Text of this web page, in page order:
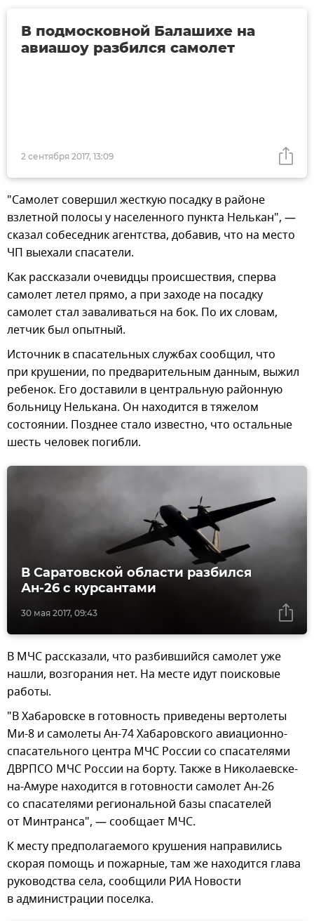
2 сентября 2017, 13:09
В подмосковной Балашихе на
авиашоу разбился самолет
"Самолет совершил жесткую посадку в районе
взлетной полосы у населенного пункта Нелькан", —
сказал собеседник агентства, добавив, что на место
ЧП выехали спасатели.
Как рассказали очевидцы происшествия, сперва
самолет летел прямо, а при заходе на посадку
самолет стал заваливаться на бок. По их словам,
летчик был опытный.
Источник в спасательных службах сообщил, что
при крушении, по предварительным данным, выжил
ребенок. Его доставили в центральную районную
больницу Нелькана. Он находится в тяжелом
состоянии. Позднее стало известно, что остальные
шесть человек погибли.
30 мая 2017, 09:43
В Саратовской области разбился
Ан-26 с курсантами
В МЧС рассказали, что разбившийся самолет уже
нашли, возгорания нет. На месте идут поисковые
работы.
"В Хабаровске в готовность приведены вертолеты
Ми-8 и самолеты Ан-74 Хабаровского авиационно-
спасательного центра МЧС России со спасателями
ДВРПСО МЧС России на борту. Также в Николаевске-
на-Амуре находится в готовности самолет Ан-26
со спасателями региональной базы спасателей
от Минтранса", — сообщает МЧС.
К месту предполагаемого крушения направились
скорая помощь и пожарные, там же находится глава
руководства села, сообщили РИА Новости
в администрации поселка.